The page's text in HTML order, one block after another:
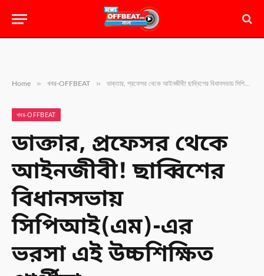
Home » খবর-OFFBEAT » ডাক্তার, প্রফেসর থেকে আইনজীবী! ছাব্বিশের বিধানসভায় সিপিআই(এম)-এর ভরসা এই উচ্চশিক্ষিত প্রার্থীরা
খবর-OFFBEAT
ডাক্তার, প্রফেসর থেকে
আইনজীবী! ছাব্বিশের
বিধানসভায়
সিপিআই(এম)-এর
ভরসা এই উচ্চশিক্ষিত